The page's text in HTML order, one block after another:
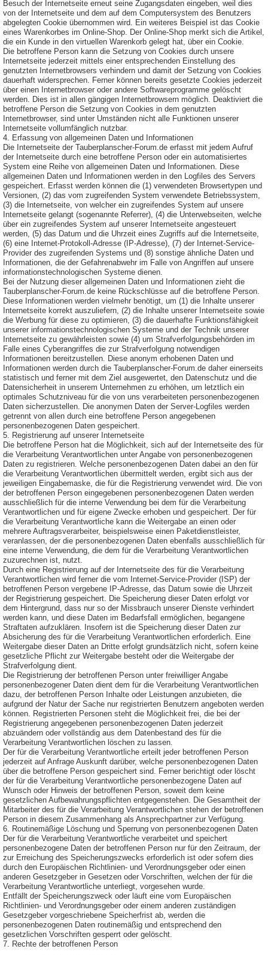
Besuch der Internetseite erneut seine Zugangsdaten eingeben, weil dies
von der Internetseite und dem auf dem Computersystem des Benutzers
abgelegten Cookie übernommen wird. Ein weiteres Beispiel ist das Cookie
eines Warenkorbes im Online-Shop. Der Online-Shop merkt sich die Artikel,
die ein Kunde in den virtuellen Warenkorb gelegt hat, über ein Cookie.
Die betroffene Person kann die Setzung von Cookies durch unsere
Internetseite jederzeit mittels einer entsprechenden Einstellung des
genutzten Internetbrowsers verhindern und damit der Setzung von Cookies
dauerhaft widersprechen. Ferner können bereits gesetzte Cookies jederzeit
über einen Internetbrowser oder andere Softwareprogramme gelöscht
werden. Dies ist in allen gängigen Internetbrowsern möglich. Deaktiviert die
betroffene Person die Setzung von Cookies in dem genutzten
Internetbrowser, sind unter Umständen nicht alle Funktionen unserer
Internetseite vollumfänglich nutzbar.
4. Erfassung von allgemeinen Daten und Informationen
Die Internetseite der Tauberplanscher-Forum.de erfasst mit jedem Aufruf
der Internetseite durch eine betroffene Person oder ein automatisiertes
System eine Reihe von allgemeinen Daten und Informationen. Diese
allgemeinen Daten und Informationen werden in den Logfiles des Servers
gespeichert. Erfasst werden können die (1) verwendeten Browsertypen und
Versionen, (2) das vom zugreifenden System verwendete Betriebssystem,
(3) die Internetseite, von welcher ein zugreifendes System auf unsere
Internetseite gelangt (sogenannte Referrer), (4) die Unterwebseiten, welche
über ein zugreifendes System auf unserer Internetseite angesteuert
werden, (5) das Datum und die Uhrzeit eines Zugriffs auf die Internetseite,
(6) eine Internet-Protokoll-Adresse (IP-Adresse), (7) der Internet-Service-
Provider des zugreifenden Systems und (8) sonstige ähnliche Daten und
Informationen, die der Gefahrenabwehr im Falle von Angriffen auf unsere
informationstechnologischen Systeme dienen.
Bei der Nutzung dieser allgemeinen Daten und Informationen zieht die
Tauberplanscher-Forum.de keine Rückschlüsse auf die betroffene Person.
Diese Informationen werden vielmehr benötigt, um (1) die Inhalte unserer
Internetseite korrekt auszuliefern, (2) die Inhalte unserer Internetseite sowie
die Werbung für diese zu optimieren, (3) die dauerhafte Funktionsfähigkeit
unserer informationstechnologischen Systeme und der Technik unserer
Internetseite zu gewährleisten sowie (4) um Strafverfolgungsbehörden im
Falle eines Cyberangriffes die zur Strafverfolgung notwendigen
Informationen bereitzustellen. Diese anonym erhobenen Daten und
Informationen werden durch die Tauberplanscher-Forum.de daher einerseits
statistisch und ferner mit dem Ziel ausgewertet, den Datenschutz und die
Datensicherheit in unserem Unternehmen zu erhöhen, um letztlich ein
optimales Schutzniveau für die von uns verarbeiteten personenbezogenen
Daten sicherzustellen. Die anonymen Daten der Server-Logfiles werden
getrennt von allen durch eine betroffene Person angegebenen
personenbezogenen Daten gespeichert.
5. Registrierung auf unserer Internetseite
Die betroffene Person hat die Möglichkeit, sich auf der Internetseite des für
die Verarbeitung Verantwortlichen unter Angabe von personenbezogenen
Daten zu registrieren. Welche personenbezogenen Daten dabei an den für
die Verarbeitung Verantwortlichen übermittelt werden, ergibt sich aus der
jeweiligen Eingabemaske, die für die Registrierung verwendet wird. Die von
der betroffenen Person eingegebenen personenbezogenen Daten werden
ausschließlich für die interne Verwendung bei dem für die Verarbeitung
Verantwortlichen und für eigene Zwecke erhoben und gespeichert. Der für
die Verarbeitung Verantwortliche kann die Weitergabe an einen oder
mehrere Auftragsverarbeiter, beispielsweise einen Paketdienstleister,
veranlassen, der die personenbezogenen Daten ebenfalls ausschließlich für
eine interne Verwendung, die dem für die Verarbeitung Verantwortlichen
zuzurechnen ist, nutzt.
Durch eine Registrierung auf der Internetseite des für die Verarbeitung
Verantwortlichen wird ferner die vom Internet-Service-Provider (ISP) der
betroffenen Person vergebene IP-Adresse, das Datum sowie die Uhrzeit
der Registrierung gespeichert. Die Speicherung dieser Daten erfolgt vor
dem Hintergrund, dass nur so der Missbrauch unserer Dienste verhindert
werden kann, und diese Daten im Bedarfsfall ermöglichen, begangene
Straftaten aufzuklären. Insofern ist die Speicherung dieser Daten zur
Absicherung des für die Verarbeitung Verantwortlichen erforderlich. Eine
Weitergabe dieser Daten an Dritte erfolgt grundsätzlich nicht, sofern keine
gesetzliche Pflicht zur Weitergabe besteht oder die Weitergabe der
Strafverfolgung dient.
Die Registrierung der betroffenen Person unter freiwilliger Angabe
personenbezogener Daten dient dem für die Verarbeitung Verantwortlichen
dazu, der betroffenen Person Inhalte oder Leistungen anzubieten, die
aufgrund der Natur der Sache nur registrierten Benutzern angeboten werden
können. Registrierten Personen steht die Möglichkeit frei, die bei der
Registrierung angegebenen personenbezogenen Daten jederzeit
abzuändern oder vollständig aus dem Datenbestand des für die
Verarbeitung Verantwortlichen löschen zu lassen.
Der für die Verarbeitung Verantwortliche erteilt jeder betroffenen Person
jederzeit auf Anfrage Auskunft darüber, welche personenbezogenen Daten
über die betroffene Person gespeichert sind. Ferner berichtigt oder löscht
der für die Verarbeitung Verantwortliche personenbezogene Daten auf
Wunsch oder Hinweis der betroffenen Person, soweit dem keine
gesetzlichen Aufbewahrungspflichten entgegenstehen. Die Gesamtheit der
Mitarbeiter des für die Verarbeitung Verantwortlichen stehen der betroffenen
Person in diesem Zusammenhang als Ansprechpartner zur Verfügung.
6. Routinemäßige Löschung und Sperrung von personenbezogenen Daten
Der für die Verarbeitung Verantwortliche verarbeitet und speichert
personenbezogene Daten der betroffenen Person nur für den Zeitraum, der
zur Erreichung des Speicherungszwecks erforderlich ist oder sofern dies
durch den Europäischen Richtlinien- und Verordnungsgeber oder einen
anderen Gesetzgeber in Gesetzen oder Vorschriften, welchen der für die
Verarbeitung Verantwortliche unterliegt, vorgesehen wurde.
Entfällt der Speicherungszweck oder läuft eine vom Europäischen
Richtlinien- und Verordnungsgeber oder einem anderen zuständigen
Gesetzgeber vorgeschriebene Speicherfrist ab, werden die
personenbezogenen Daten routinemäßig und entsprechend den
gesetzlichen Vorschriften gesperrt oder gelöscht.
7. Rechte der betroffenen Person